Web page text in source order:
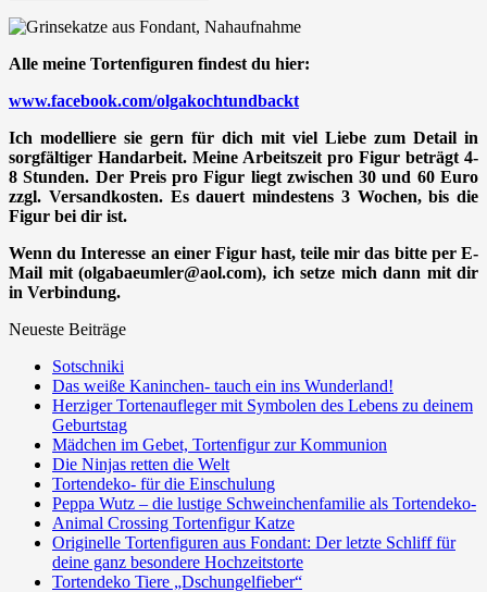
nach:
Alle meine Tortenfiguren findest du hier:
www.facebook.com/olgakochtundbackt
Ich modelliere sie gern für dich mit viel Liebe zum Detail in
sorgfältiger Handarbeit. Meine Arbeitszeit pro Figur beträgt 4-
8 Stunden. Der Preis pro Figur liegt zwischen 30 und 60 Euro
zzgl. Versandkosten. Es dauert mindestens 3 Wochen, bis die
Figur bei dir ist.
Wenn du Interesse an einer Figur hast, teile mir das bitte per E-
Mail mit (olgabaeumler@aol.com), ich setze mich dann mit dir
in Verbindung.
Neueste Beiträge
Sotschniki
Das weiße Kaninchen- tauch ein ins Wunderland!
Herziger Tortenaufleger mit Symbolen des Lebens zu deinem
Geburtstag
Mädchen im Gebet, Tortenfigur zur Kommunion
Die Ninjas retten die Welt
Tortendeko- für die Einschulung
Peppa Wutz – die lustige Schweinchenfamilie als Tortendeko-
Animal Crossing Tortenfigur Katze
Originelle Tortenfiguren aus Fondant: Der letzte Schliff für
deine ganz besondere Hochzeitstorte
Tortendeko Tiere „Dschungelfieber“